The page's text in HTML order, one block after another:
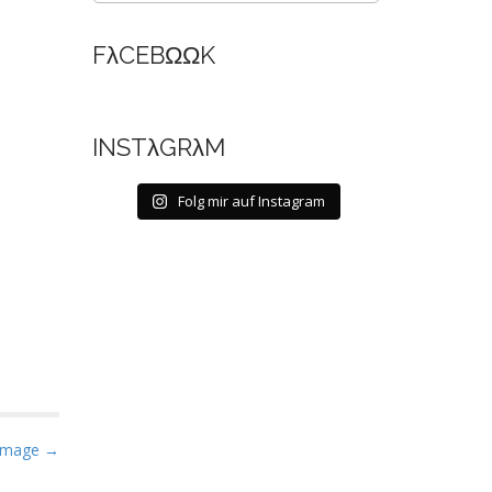
→
FλCEBΩΩK
INSTλGRλM
Folg mir auf Instagram